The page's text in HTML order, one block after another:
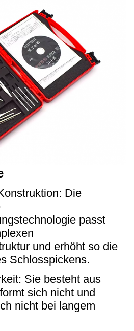
Die
passt
und erhöht so die
Schlosspickens.
Sie besteht aus
sich nicht und
nicht bei langem